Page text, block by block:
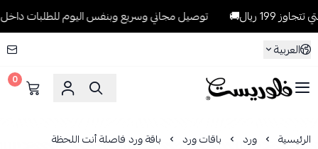
توصيل مجاني وسريع وبنفس اليوم للطلبات داخل الرياض
العربية
فلوريست Florist
0
الرئيسية ورد باقات ورد باقة ورد فاصلة أنت اللحظة